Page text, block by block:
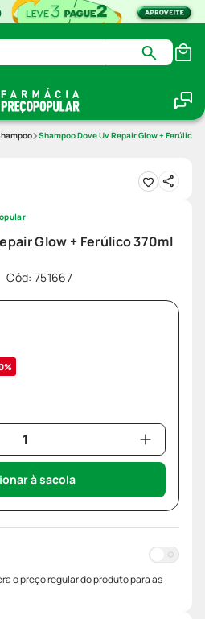
Shampoo Dove Uv Repair Glow + Ferúlico
Glow + Ferúlico 370ml
Cód: 751667
à sacola
o preço regular do produto para as